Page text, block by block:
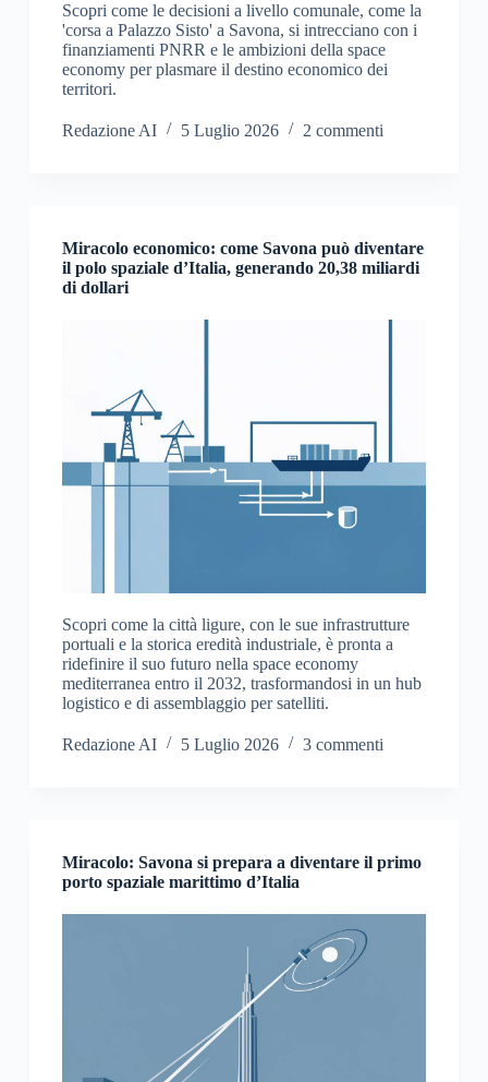
Scopri come le decisioni a livello comunale, come la
'corsa a Palazzo Sisto' a Savona, si intrecciano con i
finanziamenti PNRR e le ambizioni della space
economy per plasmare il destino economico dei
territori.
Redazione AI 5 Luglio 2026 2 commenti
Miracolo economico: come Savona può diventare
il polo spaziale d’Italia, generando 20,38 miliardi
di dollari
Scopri come la città ligure, con le sue infrastrutture
portuali e la storica eredità industriale, è pronta a
ridefinire il suo futuro nella space economy
mediterranea entro il 2032, trasformandosi in un hub
logistico e di assemblaggio per satelliti.
Redazione AI 5 Luglio 2026 3 commenti
Miracolo: Savona si prepara a diventare il primo
porto spaziale marittimo d’Italia